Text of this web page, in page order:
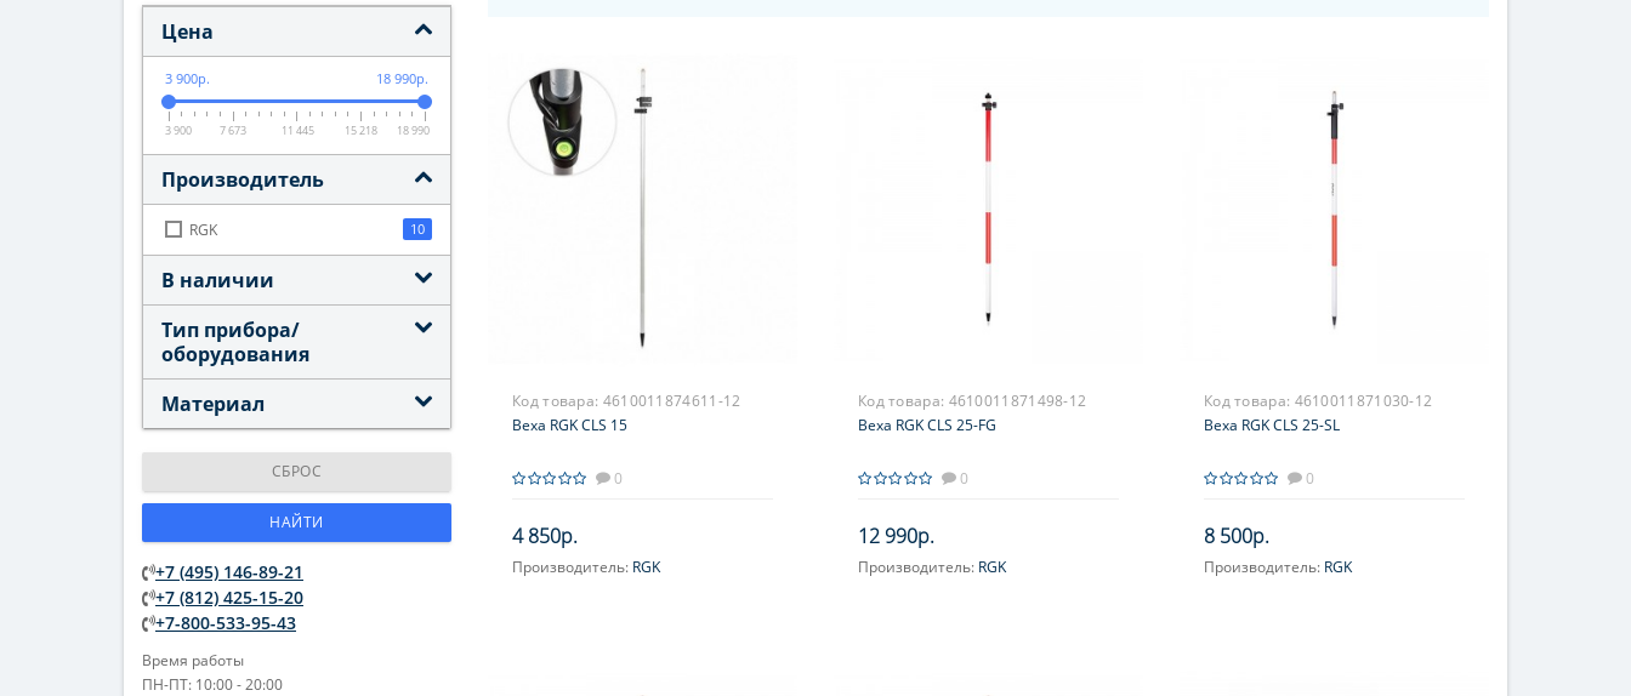
Цена
3 900р. 18 990р.
3 900 7 673 11 445 15 218 18 990
Производитель
RGK 10
В наличии
Тип прибора/
оборудования
Материал
СБРОС
НАЙТИ
+7 (495) 146-89-21
+7 (812) 425-15-20
+7-800-533-95-43
Время работы
ПН-ПТ: 10:00 - 20:00
Код товара: 4610011874611-12
Веха RGK CLS 15
0
4 850р.
Производитель: RGK
Код товара: 4610011871498-12
Веха RGK CLS 25-FG
0
12 990р.
Производитель: RGK
Код товара: 4610011871030-12
Веха RGK CLS 25-SL
0
8 500р.
Производитель: RGK